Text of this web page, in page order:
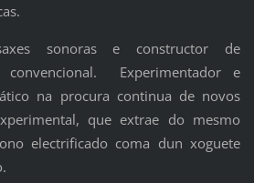
sonoras e constructor de
convencional. Experimentador e
na procura continua de novos
que extrae do mesmo
electrificado coma dun xoguete